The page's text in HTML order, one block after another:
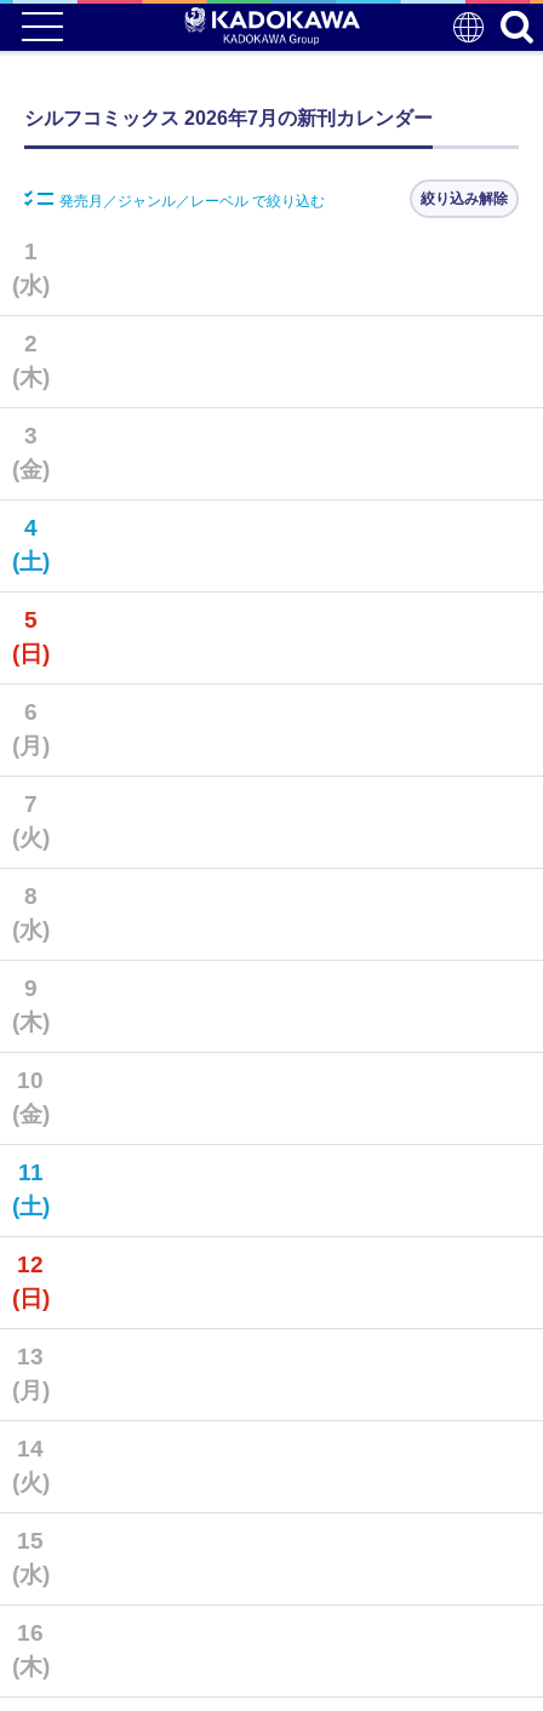
シルフコミックス 2026年7月の新刊カレンダー
発売月／ジャンル／レーベル で絞り込む 絞り込み解除
1
(水)
2
(木)
3
(金)
4
(土)
5
(日)
6
(月)
7
(火)
8
(水)
9
(木)
10
(金)
11
(土)
12
(日)
13
(月)
14
(火)
15
(水)
16
(木)